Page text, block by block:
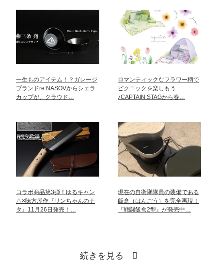
一生ものアイテム！？ガレージ
ブランドre:NASOVからシェラ
カップが、クラウド…
ロマンティックなフラワー柄で
ピクニックを楽しもう
♪CAPTAIN STAGから春…
コラボ商品第3弾！ゆるキャン
△×味方屋作『リンちゃんのナ
タ』11月26日発売！…
現在の自衛隊隊員の装備である
飯盒（はんごう）を完全再現！
『戦闘飯盒2型』が発売中…
続きを見る